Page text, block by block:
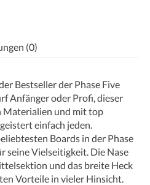
(0)
Bestseller der Phase Five
Anfänger oder Profi, dieser
Materialien und mit top
einfach jeden.
Boards in der Phase
seine Vielseitigkeit. Die Nase
und das breite Heck
Vorteile in vieler Hinsicht.